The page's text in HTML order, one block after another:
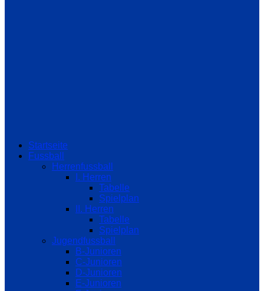
Startseite
Fussball
Herrenfussball
I. Herren
Tabelle
Spielplan
II. Herren
Tabelle
Spielplan
Jugendfussball
B-Junioren
C-Junioren
D-Junioren
E-Junioren